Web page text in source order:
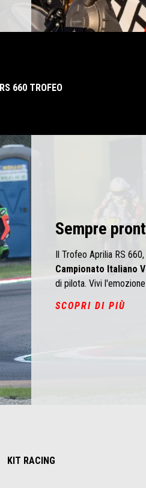
RS 660 TROFEO
Sempre
Il Trofeo Aprilia RS
Campionato Italiano
di pilota. Vivi
SCOPRI DI PIÙ
KIT RACING